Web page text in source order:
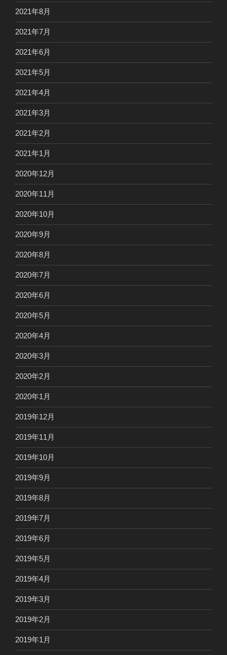
2021年8月
2021年7月
2021年6月
2021年5月
2021年4月
2021年3月
2021年2月
2021年1月
2020年12月
2020年11月
2020年10月
2020年9月
2020年8月
2020年7月
2020年6月
2020年5月
2020年4月
2020年3月
2020年2月
2020年1月
2019年12月
2019年11月
2019年10月
2019年9月
2019年8月
2019年7月
2019年6月
2019年5月
2019年4月
2019年3月
2019年2月
2019年1月